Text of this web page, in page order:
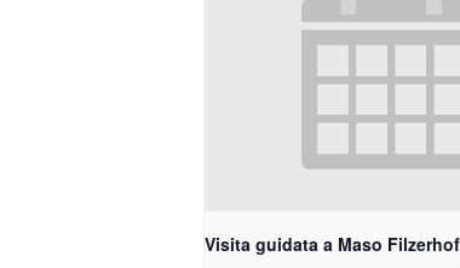
Visita guidata a Maso Filzerhof